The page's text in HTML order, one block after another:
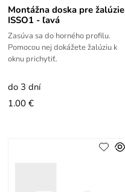
Montážna doska pre žalúzie
ISSO1 - ľavá
Zasúva sa do horného profilu.
Pomocou nej dokážete žalúziu k
oknu prichytiť.
do 3 dní
1.00 €